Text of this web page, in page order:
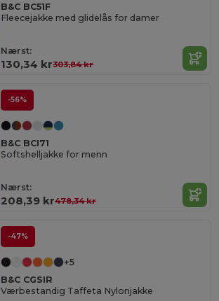
B&C BC51F
Fleecejakke med glidelås for damer
Nærst:
130,34 kr303,84 kr
-56%
B&C BCI71
Softshelljakke for menn
Nærst:
208,39 kr478,34 kr
-47%
+5
B&C CGSIR
Værbestandig Taffeta Nylonjakke